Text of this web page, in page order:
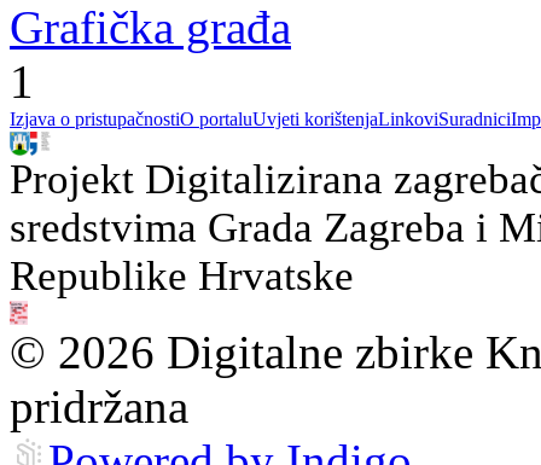
Grafička građa
1
Izjava o pristupačnostiO portaluUvjeti korištenjaLinkoviSuradnici
Projekt Digitalizirana
sredstvima Grada Zagreba i
Republike Hrvatske
© 2026 Digitalne zbirke
pridržana